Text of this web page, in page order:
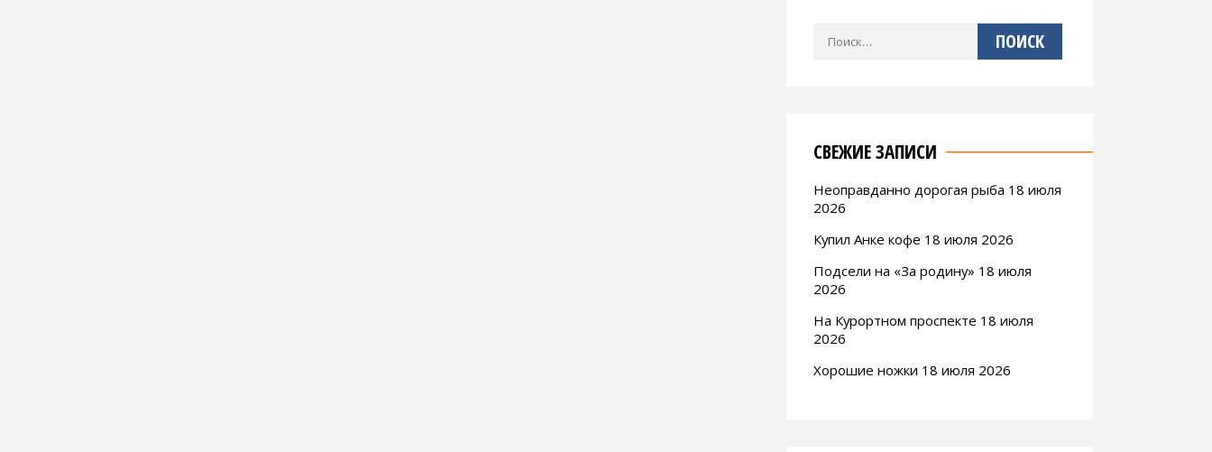
СВЕЖИЕ ЗАПИСИ
Неоправданно дорогая рыба 18 июля
2026
Купил Анке кофе 18 июля 2026
Подсели на «За родину» 18 июля
2026
На Курортном проспекте 18 июля
2026
Хорошие ножки 18 июля 2026